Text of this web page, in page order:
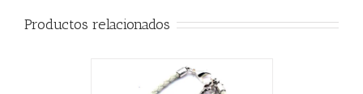
Productos relacionados